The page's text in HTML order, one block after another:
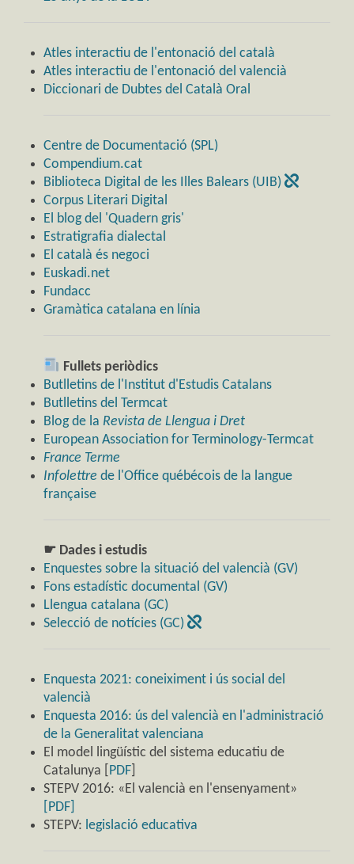
Atles interactiu de l'entonació del català
Atles interactiu de l'entonació del valencià
Diccionari de Dubtes del Català Oral
Centre de Documentació (SPL)
Compendium.cat
Biblioteca Digital de les Illes Balears (UIB)
Corpus Literari Digital
El blog del 'Quadern gris'
Estratigrafia dialectal
El català és negoci
Euskadi.net
Fundacc
Gramàtica catalana en línia
Fullets periòdics
Butlletins de l'Institut d'Estudis Catalans
Butlletins del Termcat
Blog de la Revista de Llengua i Dret
European Association for Terminology-Termcat
France Terme
Infolettre de l'Office québécois de la langue
française
☛ Dades i estudis
Enquestes sobre la situació del valencià (GV)
Fons estadístic documental (GV)
Llengua catalana (GC)
Selecció de notícies (GC)
Enquesta 2021: coneiximent i ús social del
valencià
Enquesta 2016: ús del valencià en l'administració
de la Generalitat valenciana
El model lingüístic del sistema educatiu de
Catalunya [
PDF
STEPV 2016: «El valencià en l'ensenyament»
[PDF]
STEPV: legislació educativa